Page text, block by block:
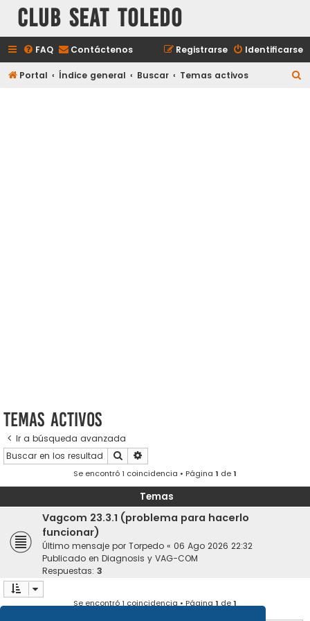
Club Seat Toledo
FAQ Contáctenos Identificarse
Registrarse
Portal Índice general Buscar Temas activos
Temas activos
Ir a búsqueda avanzada
Buscar
Se encontró 1 coincidencia • Página 1 de1
Temas
Vagcom 23.3.1 (problema para hacerlo
funcionar)
Último mensaje por Torpedo « 06 Ago 2026 22:32
Publicado en Diagnosis y VAG-COM
Respuestas: 3
Se encontró 1 coincidencia • Página1de1